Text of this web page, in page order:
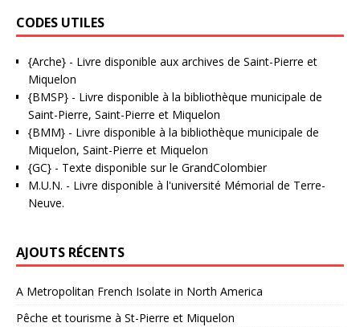
CODES UTILES
{Arche} - Livre disponible aux archives de Saint-Pierre et
Miquelon
{BMSP} - Livre disponible à la bibliothèque municipale de
Saint-Pierre, Saint-Pierre et Miquelon
{BMM} - Livre disponible à la bibliothèque municipale de
Miquelon, Saint-Pierre et Miquelon
{GC} - Texte disponible sur le GrandColombier
M.U.N. - Livre disponible à l'université Mémorial de Terre-
Neuve.
AJOUTS RÉCENTS
A Metropolitan French Isolate in North America
Pêche et tourisme à St-Pierre et Miquelon